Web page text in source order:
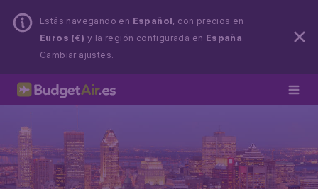
Estás navegando en Español, con precios en
Euros (€) y la región configurada en España.
Cambiar ajustes.